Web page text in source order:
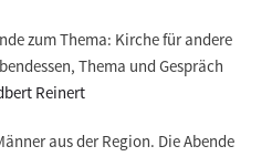
zum Thema: Kirche für andere
Thema und Gespräch
Reinert
aus der Region. Die Abende